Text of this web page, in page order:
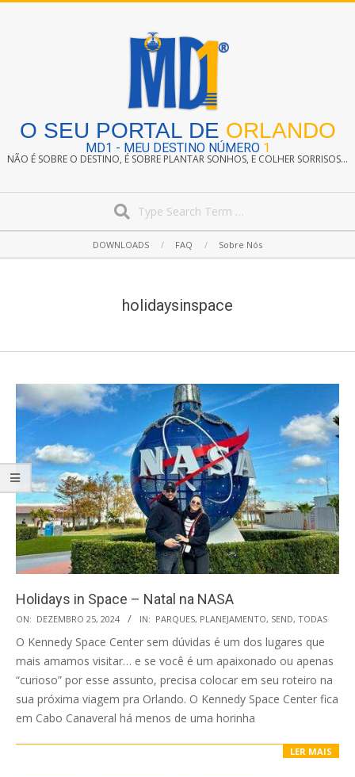
O SEU PORTAL DE ORLANDO
MD1 - MEU DESTINO NÚMERO 1
NÃO É SOBRE O DESTINO, É SOBRE PLANTAR SONHOS, E COLHER SORRISOS...
Navigation
DOWNLOADS FAQ Sobre Nós
holidaysinspace
Holidays in Space – Natal na NASA
2024-
12-
25
ON: DEZEMBRO 25, 2024 IN: PARQUES, PLANEJAMENTO, SEND, TODAS
O Kennedy Space Center sem dúvidas é um dos lugares que
mais amamos visitar… e se você é um apaixonado ou apenas
“curioso” por esse assunto, precisa colocar em seu roteiro na
sua próxima viagem pra Orlando. O Kennedy Space Center fica
em Cabo Canaveral há menos de uma horinha
LER MAIS